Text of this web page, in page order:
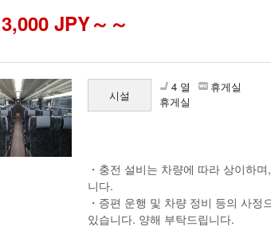
3,000 JPY～
시설
4 열
휴게실
휴게실
・충전 설비는 차량에 따라 상이하
니다.
・증편 운행 및 차량 정비 등의 사
있습니다. 양해 부탁드립니다.